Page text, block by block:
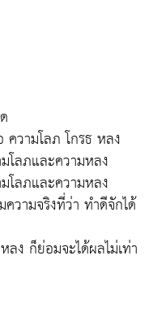
ความโลภ โกรธ หลง
โลภและความหลง
โลภและความหลง
วามจริงที่ว่า ทำดีจักได้
ง ก็ย่อมจะได้ผลไม่เท่า